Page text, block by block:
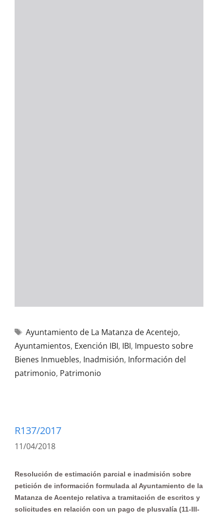
Ayuntamiento de La Matanza de Acentejo,
Ayuntamientos, Exención IBI, IBI, Impuesto sobre
Bienes Inmuebles, Inadmisión, Información del
patrimonio, Patrimonio
R137/2017
11/04/2018
Resolución de estimación parcial e inadmisión sobre
petición de información formulada al Ayuntamiento de la
Matanza de Acentejo relativa a tramitación de escritos y
solicitudes en relación con un pago de plusvalía (11-III-